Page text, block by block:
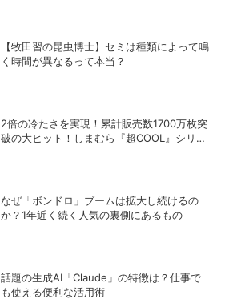
【牧田習の昆虫博士】セミは種類によって鳴
く時間が異なるって本当？
2倍の冷たさを実現！累計販売数1700万枚突
破の大ヒット！しまむら『超COOL』シリー
なぜ「ボンドロ」ブームは拡大し続けるの
か？1年近く続く人気の裏側にあるもの
話題の生成AI「Claude」の特徴は？仕事で
も使える便利な活用術